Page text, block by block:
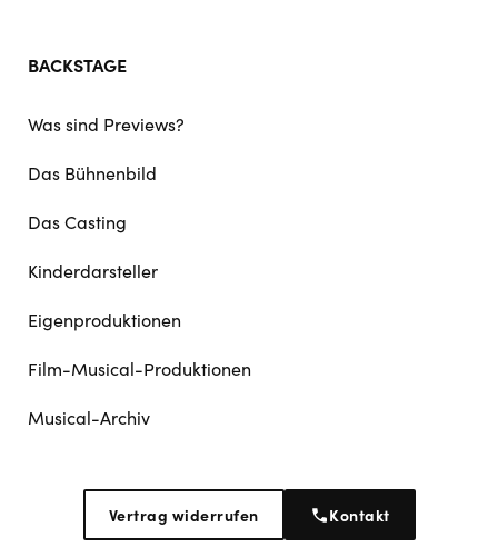
BACKSTAGE
Was sind Previews?
Das Bühnenbild
Das Casting
Kinderdarsteller
Eigenproduktionen
Film-Musical-Produktionen
Musical-Archiv
Vertrag widerrufen Kontakt